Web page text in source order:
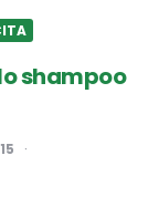
shampoo